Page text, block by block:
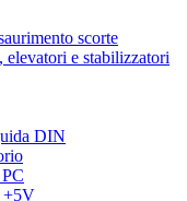
scorte
e stabilizzatori
DIN
+5V